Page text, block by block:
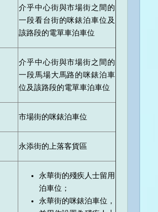
介乎中心街與市場街之間的
一段看台街的咪錶泊車位及
該路段的電單車泊車位
介乎中心街與市場街之間的
一段馬場大馬路的咪錶泊車
位及該路段的電單車泊車位
市場街的咪錶泊車位
永添街的上落客貨區
永華街的殘疾人士留用
泊車位；
永華街的咪錶泊車位，